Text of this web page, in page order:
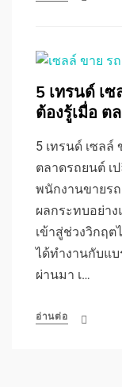
5 เทรนด์ เ
ต้องรู้เมื่อ ต
5 เทรนด์ เซลล์
ตลาดรถยนต์ เ
พนักงานขายร
ผลกระทบอย่า
เข้าสู่ช่วงวิกฤต
ได้ทำงานกับแ
ผ่านมา เ…
อ่านต่อ